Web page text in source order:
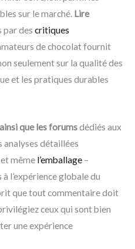
sur le marché. Lire
par des critiques
de chocolat fournit
seulement sur la qualité des
et les pratiques durables
que les forumsdédiés aux
détaillées
même l’emballage –
l’expérience globale du
que tout commentaire doit
ceux qui sont bien
une expérience